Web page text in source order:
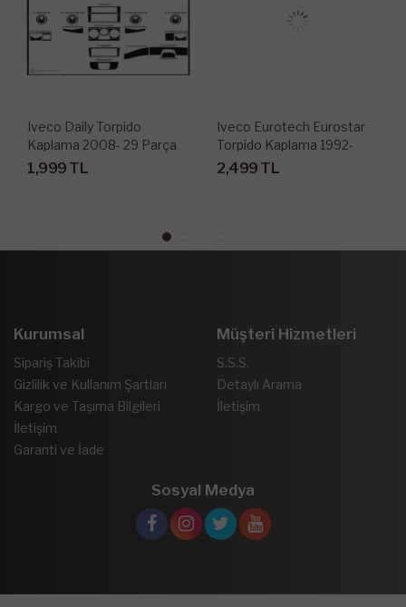
Iveco Daily Torpido
Kaplama 2008- 29 Parça
1,999 TL
Iveco Eurotech Eurostar
Torpido Kaplama 1992-
2000 39 Parça
2,499 TL
Kurumsal
Sipariş Takibi
Gizlilik ve Kullanım Şartları
Kargo ve Taşıma Bilgileri
İletişim
Garanti ve İade
Müşteri Hizmetleri
S.S.S.
Detaylı Arama
İletişim
Sosyal Medya